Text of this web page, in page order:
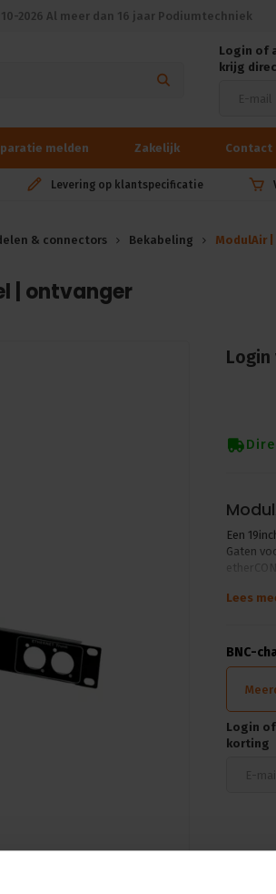
2026 Al meer dan 16 jaar Podiumtechniek
Login of
krijg
melden Zakelijk Contact
Levering op klantspecificatie
& connectors Bekabeling ModulAir |
| ontvanger
Login
Een
Gaten
Lees
BNC-
Login
korting